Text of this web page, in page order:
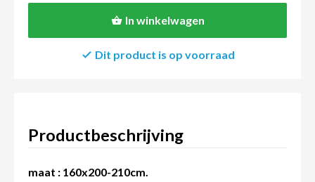
Productbeschrijving
maat : 160x200-210cm.
In winkelwagen
Dit product is op voorraad